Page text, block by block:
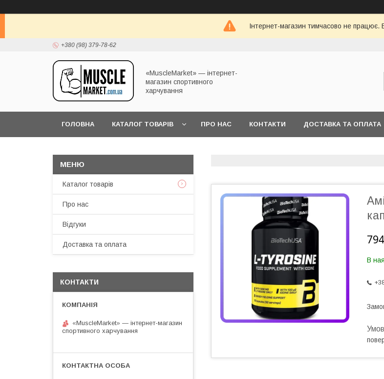
Інтернет-магазин тимчасово не працює.
+380 (98) 379-78-62
«MuscleMarket» — інтернет-
магазин спортивного
харчування
ГОЛОВНА КАТАЛОГ ТОВАРІВ ПРО НАС КОНТАКТИ ДОСТАВКА ТА ОПЛАТА
В
Каталог товарів
Про нас
Відгуки
Доставка та оплата
КОНТАКТИ
«MuscleMarket» — інтернет-магазин
спортивного харчування